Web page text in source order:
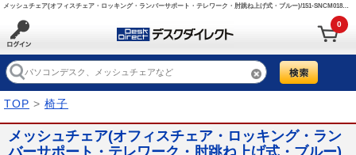
メッシュチェア(オフィスチェア・ロッキング・ランバーサポート・テレワーク・肘跳ね上げ式・ブルー)/151-SNCM018BL【デスクダイレクト】
0
TOP > 椅子
メッシュチェア(オフィスチェア・ロッキング・ラン
バーサポート・テレワーク・肘跳ね上げ式・ブルー)